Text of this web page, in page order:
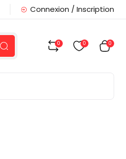
Connexion / Inscription
0 0 0